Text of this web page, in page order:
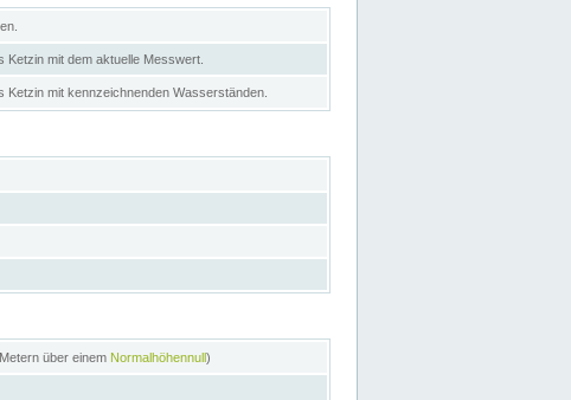
Ketzin mit dem aktuelle Messwert.
Ketzin mit kennzeichnenden Wasserständen.
über einem Normalhöhennull )